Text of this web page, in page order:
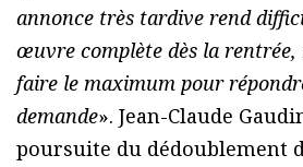
annonce très tardive rend
œuvre complète dès la rentrée,
faire le maximum pour
demande». Jean-Claude
poursuite du dédoublement